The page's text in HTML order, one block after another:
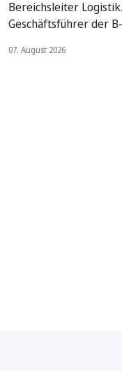
Bereichsleiter
Geschäftsführer der
07. August 2026